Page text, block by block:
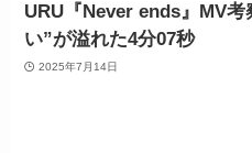
URU『Never ends』MV
い”が溢れた4分07秒
2025年7月14日